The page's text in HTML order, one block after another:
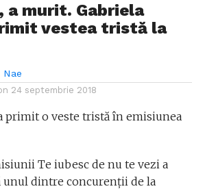
a murit. Gabriela
vestea tristă la
Nae
24 septembrie 2018
primit o veste tristă în emisiunea
Te iubesc de nu te vezi a
unul dintre concurenții de la